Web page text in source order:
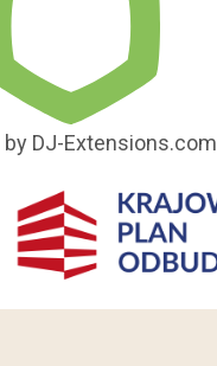
by DJ-Extensions.com